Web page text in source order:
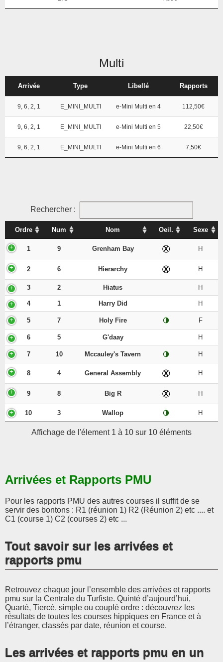
Multi
Arrivée Type Libellé Rapports
9, 6, 2, 1 E_MINI_MULTI e-Mini Multi en 4 112,50€
9, 6, 2, 1 E_MINI_MULTI e-Mini Multi en 5 22,50€
9, 6, 2, 1 E_MINI_MULTI e-Mini Multi en 6 7,50€
Rechercher :
Ordre Num Nom Oeil. Sexe
1 9 Grenham Bay H
2 6 Hierarchy H
3 2 Hiatus H
4 1 Harry Did H
5 7 Holy Fire F
6 5 G'daay H
7 10 Mccauley's Tavern H
8 4 General Assembly H
9 8 Big R H
10 3 Wallop H
Affichage de l'élement 1 à 10 sur 10 éléments
Arrivées et Rapports PMU
Pour les rapports PMU des autres courses il suffit de se
servir des bontons : R1 (réunion 1) R2 (Réunion 2) etc .... et
C1 (course 1) C2 (courses 2) etc ...
Tout savoir sur les arrivées et
rapports pmu
Retrouvez chaque jour l’ensemble des arrivées et rapports
pmu sur la Centrale du Turfiste. Quinté d’aujourd’hui,
Quarté, Tiercé, simple ou couplé ordre : découvrez les
résultats de toutes les courses hippiques en France et à
l’étranger, classés par date, réunion et course.
Les arrivées et rapports pmu en un